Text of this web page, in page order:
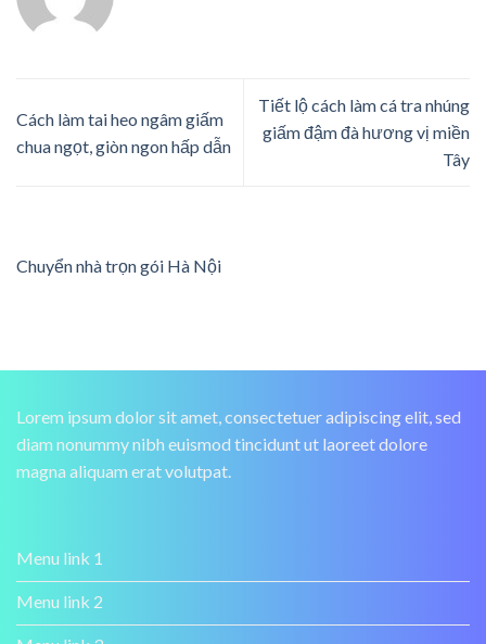
Cách làm tai heo ngâm giấm
chua ngọt, giòn ngon hấp dẫn
Tiết lộ cách làm cá tra nhúng
giấm đậm đà hương vị miền
Tây
Chuyển nhà trọn gói Hà Nội
Lorem ipsum dolor sit amet, consectetuer adipiscing elit, sed
diam nonummy nibh euismod tincidunt ut laoreet dolore
magna aliquam erat volutpat.
Menu link 1
Menu link 2